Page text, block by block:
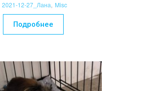
2021-12-27_Лана, Misc
Подробнее